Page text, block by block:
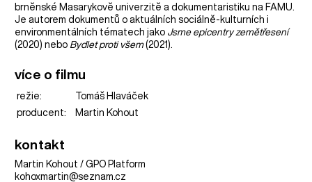
brněnské Masarykově univerzitě a dokumentaristiku na FAMU.
Je autorem dokumentů o aktuálních sociálně-kulturních i
environmentálních tématech jako Jsme epicentry zemětřesení
(2020) nebo Bydlet proti všem(2021).
více o filmu
režie:
Tomáš Hlaváček
producent:
Martin Kohout
kontakt
Martin Kohout / GPO Platform
kohoxmartin@seznam.cz